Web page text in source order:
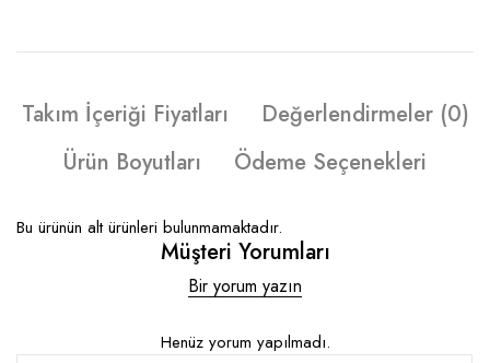
Takım İçeriği Fiyatları
Değerlendirmeler (0)
Ürün Boyutları
Ödeme Seçenekleri
Bu ürünün alt ürünleri bulunmamaktadır.
Müşteri Yorumları
Bir yorum yazın
Henüz yorum yapılmadı.